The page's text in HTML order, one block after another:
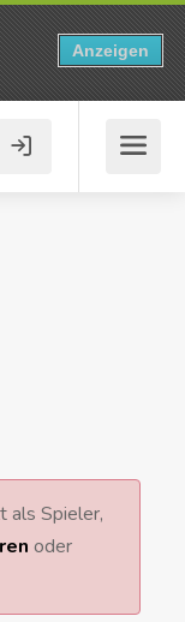
als Spieler,
oder
Anzeigen